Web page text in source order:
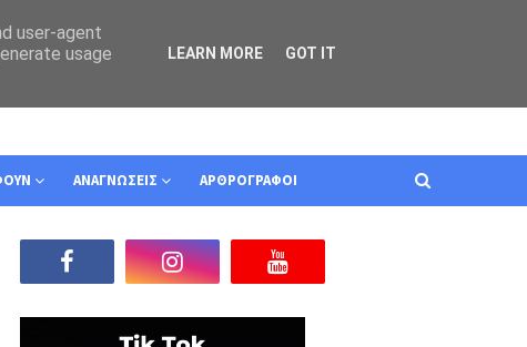
ΑΝΑΓΝΩΣΕΙΣ ΑΡΘΡΟΓΡΑΦΟΙ
user-agent
usage
LEARN MORE GOT IT